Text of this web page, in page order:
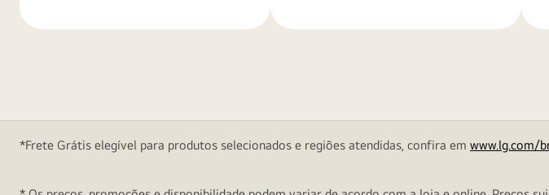
*Frete Grátis elegível para produtos selecionados e regiões atendidas, confira em www.lg.com/